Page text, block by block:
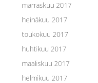
marraskuu 2017
heinäkuu 2017
toukokuu 2017
huhtikuu 2017
maaliskuu 2017
helmikuu 2017